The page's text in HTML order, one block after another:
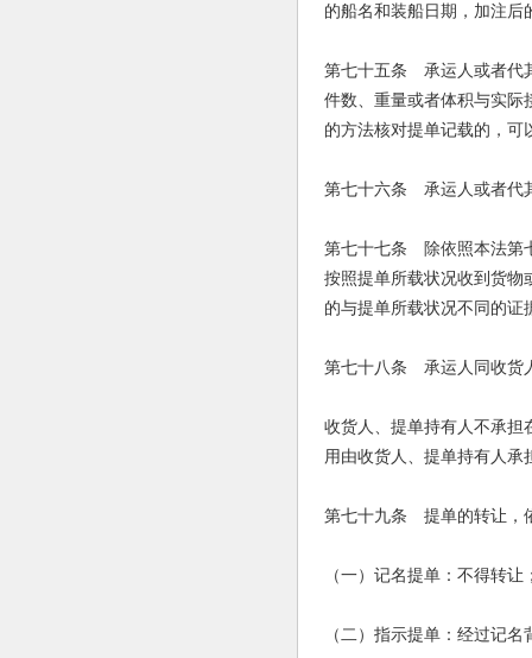
的船名和装船日期，加注后
第七十五条 承运人或者代
件数、重量或者体积与实际
的方法核对提单记载的，
第七十六条 承运人或者代
第七十七条 除依照本法第
按照提单所载状况收到货物
的与提单所载状况不同的证
第七十八条 承运人同收货
收货人、提单持有人不承担
用由收货人、提单持有人承
第七十九条 提单的转让，
（一）记名提单：不得转让
（二）指示提单：经过记